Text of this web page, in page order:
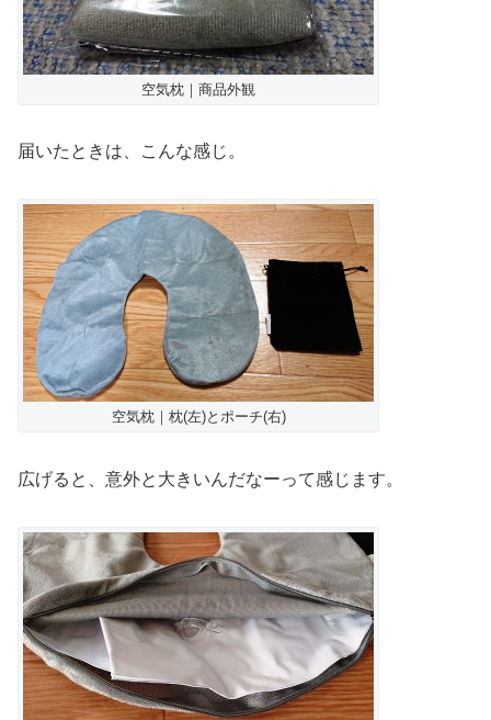
空気枕｜商品外観
届いたときは、こんな感じ。
空気枕｜枕(左)とポーチ(右)
広げると、意外と大きいんだなーって感じます。